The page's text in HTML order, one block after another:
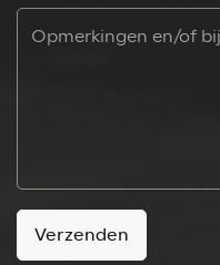
Verzenden